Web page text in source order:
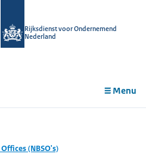
Rijksdienst voor Ondernemend
Nederland
Menu
(NBSO's)